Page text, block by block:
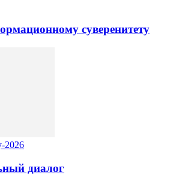
суверенитету
2026
диалог